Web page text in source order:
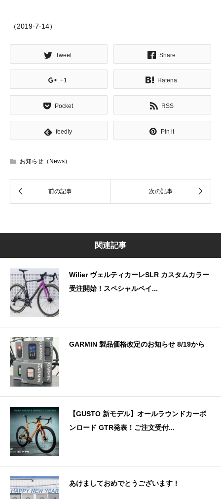
（2019-7-14）
Tweet Share
+1 Hatena
Pocket RSS
feedly Pin it
お知らせ（News）
関連記事
Wilier ヴェルティカーレSLR カスタムカラー
受注開始！スペシャルペイ...
GARMIN 製品価格改定のお知らせ 8/19から
【GUSTO 新モデル】オールラウンドカーボ
ンロード GTR発表！ご注文受付...
あけましておめでとうございます！